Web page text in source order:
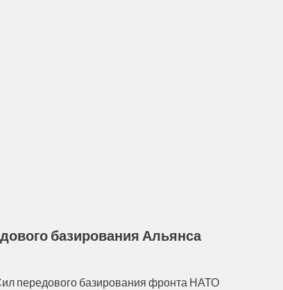
базирования Альянса
передового базирования фронта НАТО